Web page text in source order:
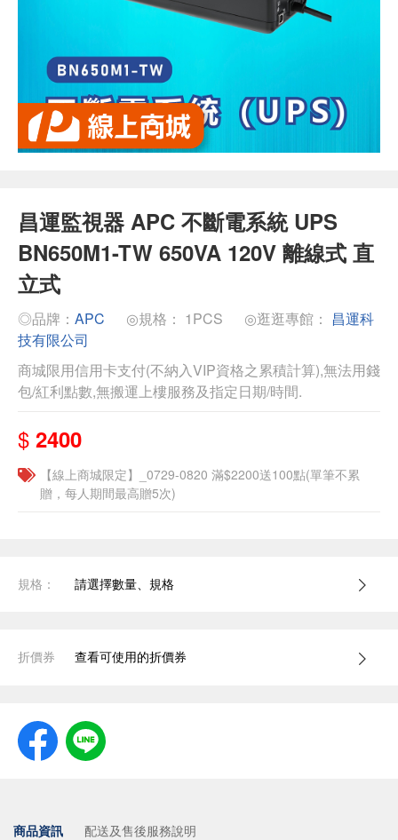
昌運監視器 APC 不斷電系統 UPS
BN650M1-TW 650VA 120V 離線式 直
立式
◎品牌： APC ◎規格： 1PCS ◎逛逛專館： 昌運科
技有限公司
商城限用信用卡支付(不納入VIP資格之累積計算),無法用錢
包/紅利點數,無搬運上樓服務及指定日期/時間.
$ 2400
【線上商城限定】_0729-0820 滿$2200送100點(單筆不累
贈，每人期間最高贈5次)
規格： 請選擇數量、規格
折價券 查看可使用的折價券
商品資訊 配送及售後服務說明